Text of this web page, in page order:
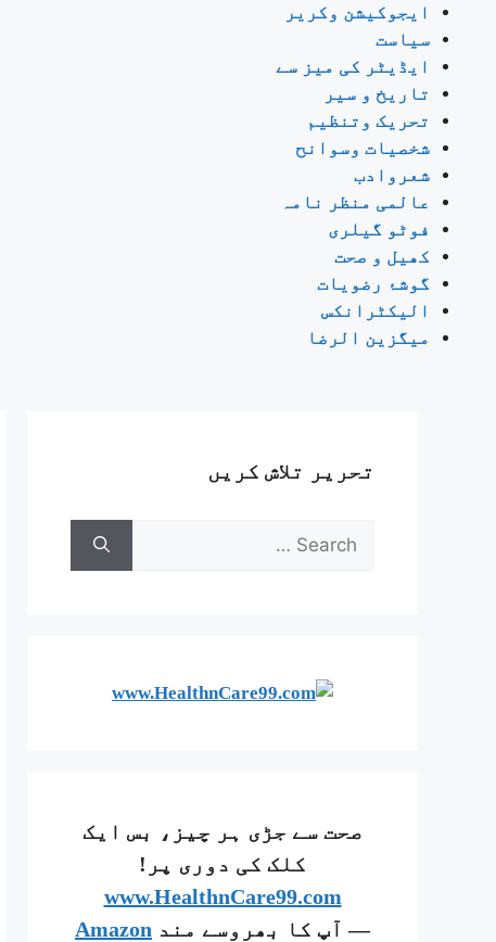
ایجوکیشن وکریر
سیاست
ایڈیٹر کی میز سے
تاریخ و سیر
تحریک وتنظیم
شخصیات وسوانح
شعروادب
عالمی منظر نامہ
فوٹو گیلری
کھیل و صحت
گوشۂ رضویات
الیکٹرانکس
میگزین الرضا
تحریر تلاش کریں
صحت سے جڑی ہر چیز، بس ایک
کلک کی دوری پر!
www.HealthnCare99.com
— آپ کا بھروسے مند Amazon